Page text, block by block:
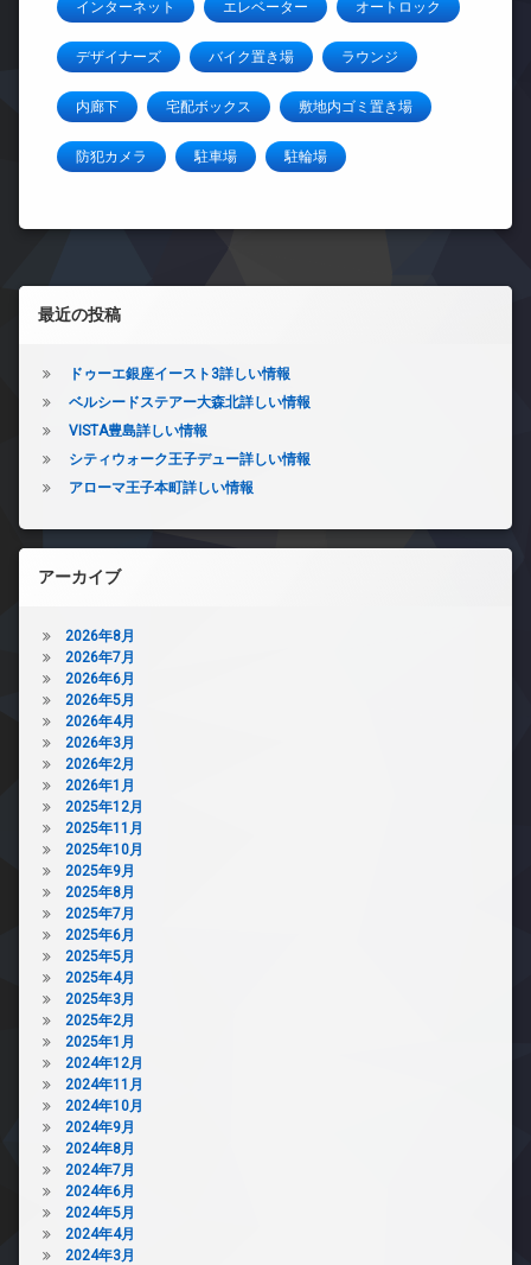
インターネット エレベーター オートロック
デザイナーズ バイク置き場 ラウンジ
内廊下 宅配ボックス 敷地内ゴミ置き場
防犯カメラ 駐車場 駐輪場
左サイドバー
最近の投稿
ドゥーエ銀座イースト3詳しい情報
ベルシードステアー大森北詳しい情報
VISTA豊島詳しい情報
シティウォーク王子デュー詳しい情報
アローマ王子本町詳しい情報
アーカイブ
2026年8月
2026年7月
2026年6月
2026年5月
2026年4月
2026年3月
2026年2月
2026年1月
2025年12月
2025年11月
2025年10月
2025年9月
2025年8月
2025年7月
2025年6月
2025年5月
2025年4月
2025年3月
2025年2月
2025年1月
2024年12月
2024年11月
2024年10月
2024年9月
2024年8月
2024年7月
2024年6月
2024年5月
2024年4月
2024年3月